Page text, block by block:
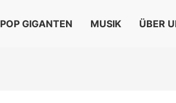
POP GIGANTEN MUSIK ÜBER